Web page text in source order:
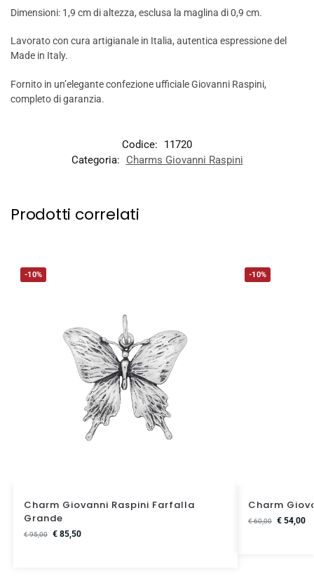
Dimensioni: 1,9 cm di altezza, esclusa la maglina di 0,9 cm.
Lavorato con cura artigianale in Italia, autentica espressione del
Made in Italy.
Fornito in un’elegante confezione ufficiale Giovanni Raspini,
completo di garanzia.
Codice:
11720
Categoria:
Charms Giovanni Raspini
Prodotti correlati
-10%
Charm Giovanni Raspini Farfalla
Grande
€95,00 €85,50
-10%
Charm
€60,00 €54,00